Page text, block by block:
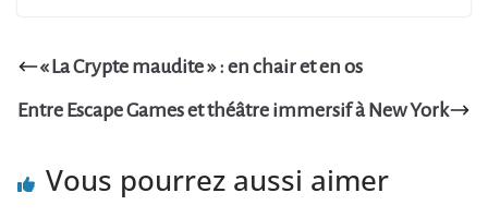
« La Crypte maudite » : en chair et en os
Entre Escape Games et théâtre immersif à New York
Vous pourrez aussi aimer